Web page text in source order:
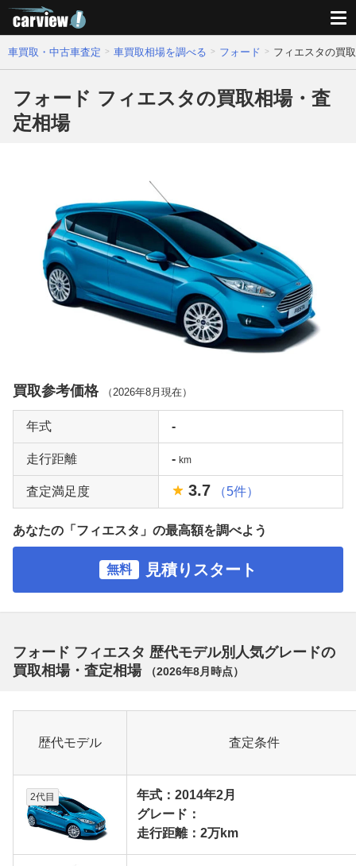
車買取・中古車査定 車買取相場を調べる フォード フィエスタの買
フォード フィエスタの買取相場・査
定相場
買取参考価格 （ 2026年8月 現在）
年式 -
走行距離 - km
査定満足度 3.7 （5件）
あなたの「フィエスタ」の最高額を調べよう
無料 見積りスタート
フォード フィエスタ 歴代モデル別人気グレードの
買取相場・査定相場
（2026年8月 時点）
歴代モデル 査定条件
2代目
年式：2014年2月
グレード：
走行距離：2万km